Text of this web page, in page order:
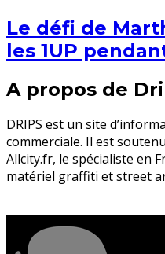
Le défi de
les 1UP
A propos de
DRIPS est un site
commerciale. Il est
Allcity.fr, le spécialiste en
matériel graffiti et street